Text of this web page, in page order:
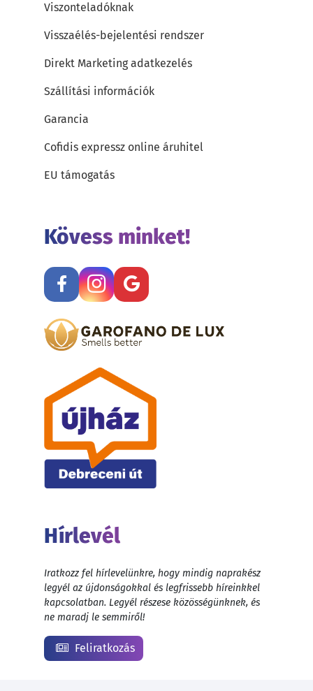
Viszonteladóknak
Visszaélés-bejelentési rendszer
Direkt Marketing adatkezelés
Szállítási információk
Garancia
Cofidis expressz online áruhitel
EU támogatás
Kövess minket!
Hírlevél
Iratkozz fel hírlevelünkre, hogy mindig naprakész
legyél az újdonságokkal és legfrissebb híreinkkel
kapcsolatban. Legyél részese közösségünknek, és
ne maradj le semmiről!
Feliratkozás